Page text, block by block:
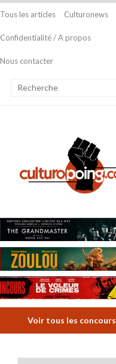
Tous les articles Culturonews
Confidentialité / A propos
Nous contacter
Voir tous les concours